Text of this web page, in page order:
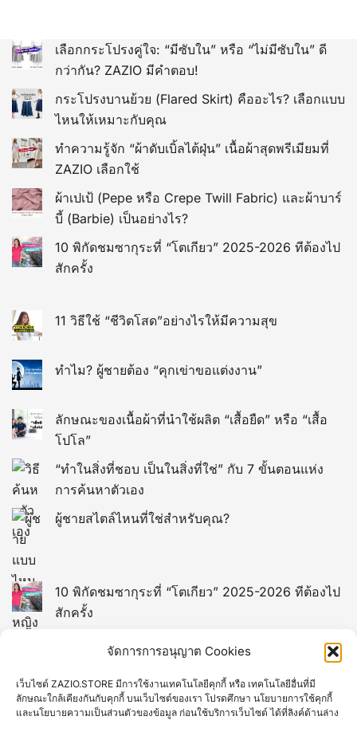
จัดการการอนุญาต Cookies
เว็บไซต์ ZAZIO.STORE มีการใช้งานเทคโนโลยีคุกกี้ หรือ เทคโนโลยีอื่นที่มี
ลักษณะใกล้เคียงกันกับคุกกี้ บนเว็บไซต์ของเรา โปรดศึกษา นโยบายการใช้คุกกี้
และนโยบายความเป็นส่วนตัวของข้อมูล ก่อนใช้บริการเว็บไซต์ ได้ที่ลิงค์ด้านล่าง
เลือกกระโปรงคู่ใจ: “มีซับใน” หรือ “ไม่มีซับใน” ดี
กว่ากัน? ZAZIO มีคำตอบ!
กระโปรงบานย้วย (Flared Skirt) คืออะไร? เลือกแบบ
ไหนให้เหมาะกับคุณ
ทำความรู้จัก “ผ้าดับเบิ้ลไต้ฝุ่น” เนื้อผ้าสุดพรีเมียมที่
ZAZIO เลือกใช้
ผ้าเปเป้ (Pepe หรือ Crepe Twill Fabric) และผ้าบาร์
บี้ (Barbie) เป็นอย่างไร?
10 พิกัดชมซากุระที่ “โตเกียว” 2025-2026 ทีต้องไป
สักครั้ง
11 วิธีใช้ “ชีวิตโสด”อย่างไรให้มีความสุข
ทำไม? ผู้ชายต้อง “คุกเข่าขอแต่งงาน”
ลักษณะของเนื้อผ้าที่นำใช้ผลิต “เสื้อยืด” หรือ “เสื้อ
โปโล”
“ทำในสิ่งที่ชอบ เป็นในสิ่งที่ใช่” กับ 7 ขั้นตอนแห่ง
การค้นหาตัวเอง
ผู้ชายสไตล์ไหนที่ใช่สำหรับคุณ?
10 พิกัดชมซากุระที่ “โตเกียว” 2025-2026 ทีต้องไป
สักครั้ง
12 พิกัดที่เที่ยวยอดฮิตของมาเก๊า